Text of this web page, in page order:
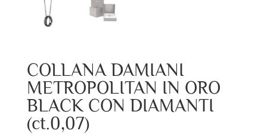
COLLANA DAMIANI
METROPOLITAN IN ORO
BLACK CON DIAMANTI
(ct.0,07)